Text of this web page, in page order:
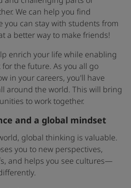
We can help you find
you can stay with students from
a better way to make friends!
enrich your life while enabling
the future. As you all go
in your careers, you'll have
around the world. This will bring
to work together.
and a global mindset
global thinking is valuable.
you to new perspectives,
and helps you see cultures—